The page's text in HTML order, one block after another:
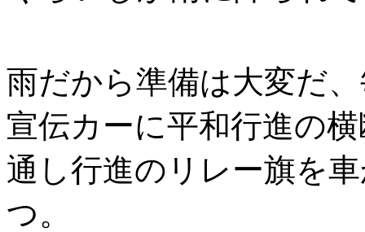
雨だから準備は大変だ
宣伝カーに平和行進の
通し行進のリレー旗を
つ。